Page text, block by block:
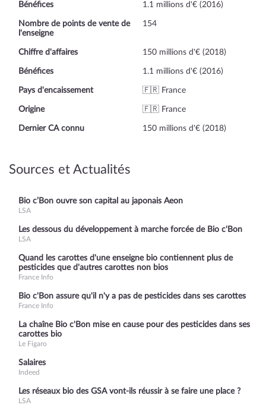
Bénéfices 1.1 millions d'€ (2016)
Nombre de points de vente de
l'enseigne
154
Chiffre d'affaires 150 millions d'€ (2018)
Bénéfices 1.1 millions d'€ (2016)
Pays d'encaissement 🇫🇷 France
Origine 🇫🇷 France
Dernier CA connu 150 millions d'€ (2018)
Sources et Actualités
Bio c’Bon ouvre son capital au japonais Aeon
LSA
Les dessous du développement à marche forcée de Bio c'Bon
LSA
Quand les carottes d'une enseigne bio contiennent plus de
pesticides que d'autres carottes non bios
France Info
Bio c'Bon assure qu'il n'y a pas de pesticides dans ses carottes
France Info
La chaîne Bio c'Bon mise en cause pour des pesticides dans ses
carottes bio
Le Figaro
Salaires
Indeed
Les réseaux bio des GSA vont-ils réussir à se faire une place ?
LSA